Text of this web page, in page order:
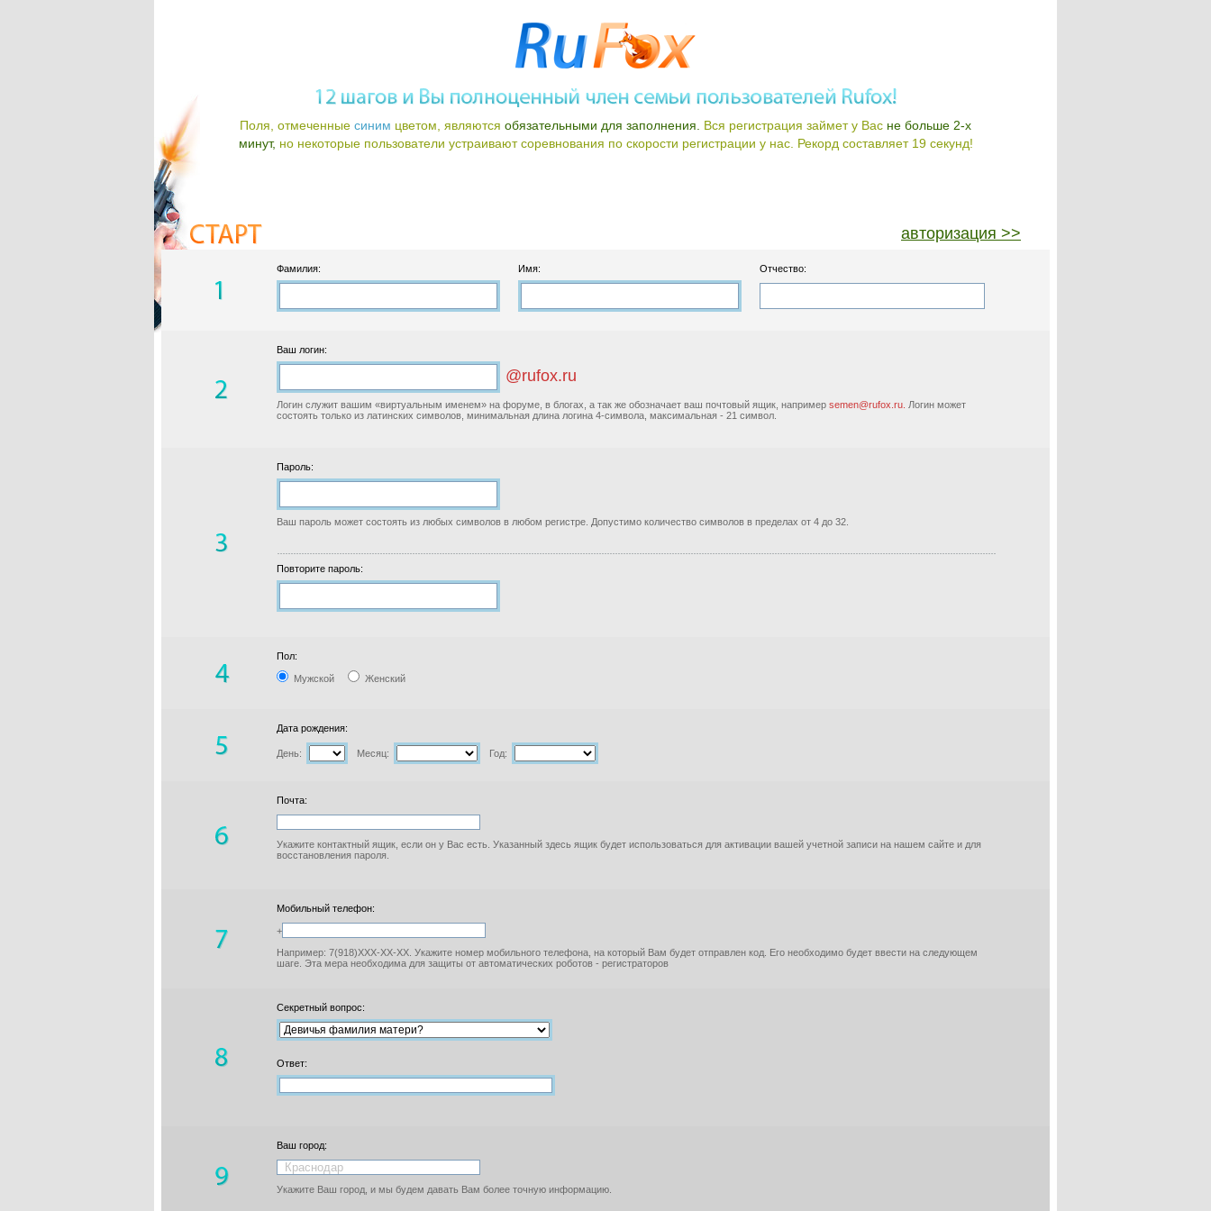
Поля, отмеченные синим цветом, являются обязательными для заполнения. Вся регистрация займет у Вас не больше 2-х
минут, но некоторые пользователи устраивают соревнования по скорости регистрации у нас. Рекорд составляет 19 секунд!
авторизация >>
Фамилия: Имя: Отчество:
Ваш логин:
@rufox.ru
Логин служит вашим «виртуальным именем» на форуме, в блогах, а так же обозначает ваш почтовый ящик, например semen@rufox.ru. Логин может
состоять только из латинских символов, минимальная длина логина 4-символа, максимальная - 21 символ.
Пароль:
Ваш пароль может состоять из любых символов в любом регистре. Допустимо количество символов в пределах от 4 до 32.
Повторите пароль:
Пол:
Мужской Женский
Дата рождения:
День: Месяц: Год:
Почта:
Укажите контактный ящик, если он у Вас есть. Указанный здесь ящик будет использоваться для активации вашей учетной записи на нашем сайте и для
восстановления пароля.
Мобильный телефон:
+
Например: 7(918)XXX-XX-XX. Укажите номер мобильного телефона, на который Вам будет отправлен код. Его необходимо будет ввести на следующем
шаге. Эта мера необходима для защиты от автоматических роботов - регистраторов
Секретный вопрос:
Ответ:
Ваш город:
Укажите Ваш город, и мы будем давать Вам более точную информацию.